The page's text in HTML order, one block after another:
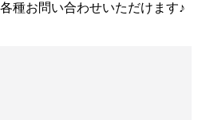
種お問い合わせいただけます♪